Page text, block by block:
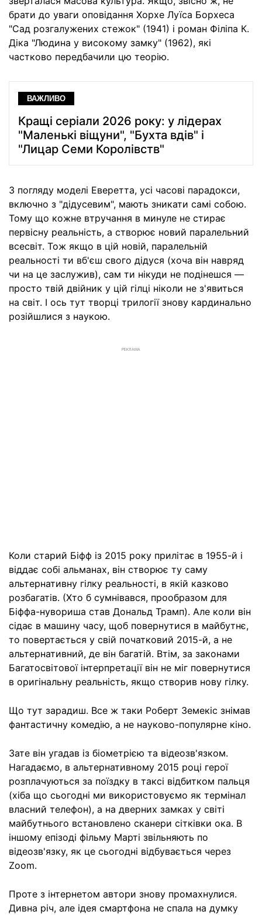
брати до уваги оповідання Хорхе Луїса Борхеса
"Сад розгалужених стежок" (1941) і роман Філіпа К.
Діка "Людина у високому замку" (1962), які
частково передбачили цю теорію.
ВАЖЛИВО
Кращі серіали 2026 року: у лідерах
"Маленькі віщуни", "Бухта вдів" і
"Лицар Семи Королівств"
З погляду моделі Еверетта, усі часові парадокси,
включно з "дідусевим", мають зникати самі собою.
Тому що кожне втручання в минуле не стирає
первісну реальність, а створює новий паралельний
всесвіт. Тож якщо в цій новій, паралельній
реальності ти вб'єш свого дідуся (хоча він навряд
чи на це заслужив), сам ти нікуди не подінешся —
просто твій двійник у цій гілці ніколи не з'явиться
на світ. І ось тут творці трилогії знову кардинально
розійшлися з наукою.
РЕКЛАМА
Коли старий Біфф із 2015 року прилітає в 1955-й і
віддає собі альманах, він створює ту саму
альтернативну гілку реальності, в якій казково
розбагатів. (Хто б сумнівався, прообразом для
Біффа-нувориша став Дональд Трамп). Але коли він
сідає в машину часу, щоб повернутися в майбутнє,
то повертається у свій початковий 2015-й, а не
альтернативний, де він багатій. Втім, за законами
Багатосвітової інтерпретації він не міг повернутися
в оригінальну реальність, якщо створив нову гілку.
Що тут зарадиш. Все ж таки Роберт Земекіс знімав
фантастичну комедію, а не науково-популярне кіно.
Зате він угадав із біометрією та відеозв'язком.
Нагадаємо, в альтернативному 2015 році герої
розплачуються за поїздку в таксі відбитком пальця
(хіба що сьогодні ми використовуємо як термінал
власний телефон), а на дверних замках у світі
майбутнього встановлено сканери сітківки ока. В
іншому епізоді фільму Марті звільняють по
відеозв'язку, як це сьогодні відбувається через
Zoom.
Проте з інтернетом автори знову промахнулися.
Дивна річ, але ідея смартфона не спала на думку